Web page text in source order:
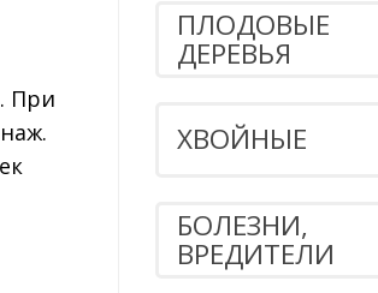
При
ПЛОДОВЫЕ
ДЕРЕВЬЯ
ХВОЙНЫЕ
БОЛЕЗНИ,
ВРЕДИТЕЛИ